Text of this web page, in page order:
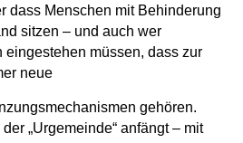
dass Menschen mit Behinderung
sitzen – und auch wer
eingestehen müssen, dass zur
neue
gehören.
„Urgemeinde“ anfängt – mit